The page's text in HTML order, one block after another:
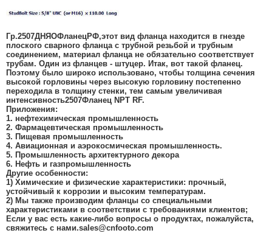
Гр.2507ДНЯОФланецРФ,этот вид фланца находится в гнезде
плоского сварного фланца с трубной резьбой и трубным
соединением, материал фланца не обязательно соответствует
трубам. Один из фланцев - штуцер. Итак, вот такой фланец.
Поэтому было широко использовано, чтобы толщина сечения
высокой горловины через высокую горловину постепенно
переходила в толщину стенки, тем самым увеличивая
интенсивность2507Фланец NPT RF.
Приложения:
1. нефтехимическая промышленность
2. Фармацевтическая промышленность
3. Пищевая промышленность
4. Авиационная и аэрокосмическая промышленность.
5. Промышленность архитектурного декора
6. Нефть и газпромышленность
Другие особенности:
1) Химические и физические характеристики: прочный,
устойчивый к коррозии и высоким температурам.
2) Мы также производим фланцы со специальными
характеристиками в соответствии с требованиями клиентов;
Если у вас есть какие-либо вопросы о продуктах, пожалуйста,
свяжитесь с нами.sales@cnfooto.com